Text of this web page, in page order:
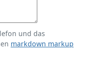
und das
markdown markup